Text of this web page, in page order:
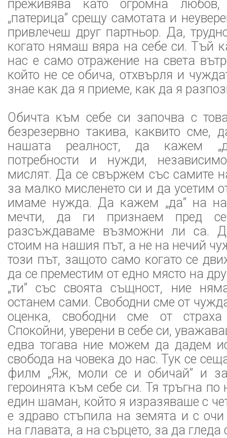
преживява като огромна
„патерица” срещу самотата и
привлечеш друг партньор. Да,
когато нямаш вяра на себе си. Тъй
нас е само отражение на света
който не се обича, отхвърля и
знае как да я приеме, как да я
Обичта към себе си започва с
безрезервно такива, каквито сме,
нашата реалност, да кажем
потребности и нужди,
мислят. Да се свържем със самите
за малко мисленето си и да усетим
имаме нужда. Да кажем „да” на
мечти, да ги признаем пред
разсъждаваме възможни ли са.
стоим на нашия път, а не на нечий
този път, защото само когато се
да се преместим от едно място на
„ти” със своята същност, ние
останем сами. Свободни сме от
оценка, свободни сме от страха
Спокойни, уверени в себе си,
едва тогава ние можем да дадем
свобода на човека до нас. Тук се
филм „Яж, моли се и обичай” и
героинята към себе си. Тя тръгна по
един шаман, който я изразяваше с
е здраво стъпила на земята и с
на главата, а на сърцето, за да гледа